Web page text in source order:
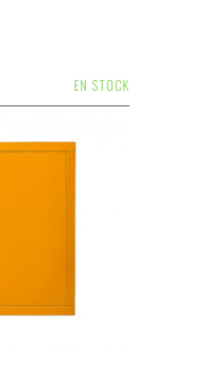
EN STOCK